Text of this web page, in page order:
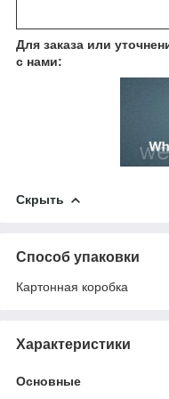
Для заказа или
с нами:
Скрыть
Способ упаковки
Картонная коробка
Характеристики
Основные